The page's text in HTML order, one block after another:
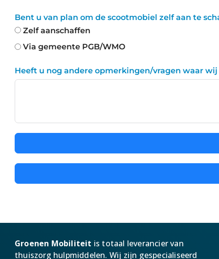
Bent u van plan om de scootmobiel zelf aan te
Zelf aanschaffen
Via gemeente PGB/WMO
Heeft u nog andere opmerkingen/vragen waar
Groenen Mobiliteit is totaal leverancier van
thuiszorg hulpmiddelen. Wij zijn gespecialiseerd